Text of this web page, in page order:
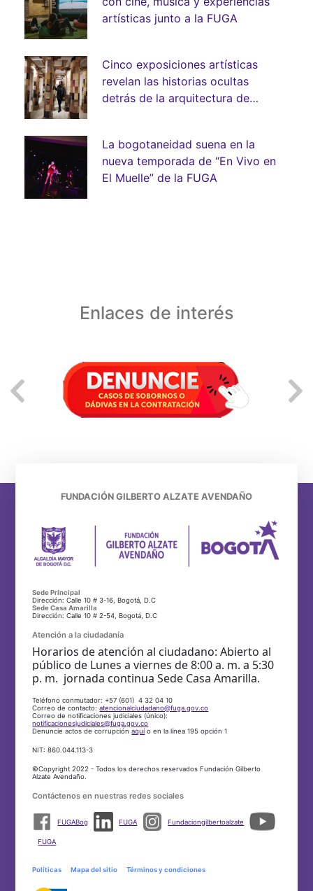
artísticas junto a la FUGA
Cinco exposiciones artísticas
revelan las historias ocultas
detrás de la arquitectura de
La bogotaneidad suena en la
nueva temporada de “En Vivo en
El Muelle” de la FUGA
Enlaces de interés
FUNDACIÓN GILBERTO ALZATE AVENDAÑO
Sede Principal
Dirección: Calle 10 # 3-16, Bogotá, D.C
Sede Casa Amarilla
Dirección: Calle 10 # 2-54, Bogotá, D.C
Atención a la ciudadanía
Horarios de atención al ciudadano: Abierto al
público de Lunes a viernes de 8:00 a. m. a 5:30
p. m. jornada continua Sede Casa Amarilla.
Teléfono conmutador: +57 (601) 4 32 04 10
Correo de contacto:atencionalciudadano@fuga.gov.co
Correo de notificaciones judiciales (único):
notificacionesjudiciales@fuga.gov.co
Denuncie actos de corrupciónaquío en la línea 195 opción 1
NIT: 860.044.113-3
©Copyright 2022 - Todos los derechos reservados Fundación Gilberto
Alzate Avendaño.
Contáctenos en nuestras redes sociales
FUGABog FUGA Fundaciongilbertoalzate
FUGA
Políticas Mapa del sitio Términos y condiciones